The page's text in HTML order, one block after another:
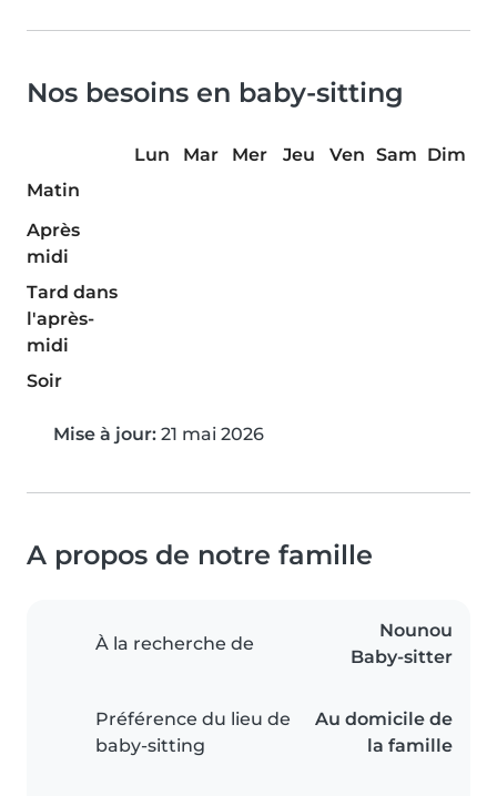
Nos besoins en baby-sitting
Lun Mar Mer Jeu Ven Sam Dim
Matin
Après
midi
Tard dans
l'après-
midi
Soir
Mise à jour: 21 mai 2026
A propos de notre famille
À la recherche de
Nounou
Baby-sitter
Préférence du lieu de
baby-sitting
Au domicile de
la famille